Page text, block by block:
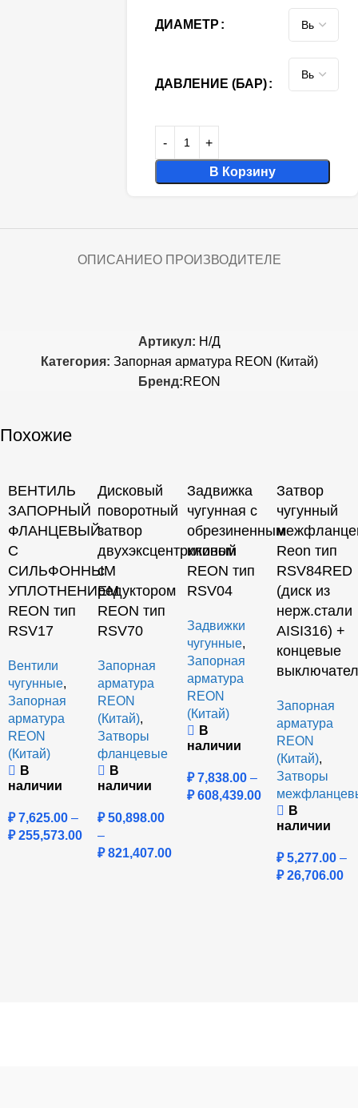
ДИАМЕТР
ДАВЛЕНИЕ (БАР)
В Корзину
ОПИСАНИЕО ПРОИЗВОДИТЕЛЕ
Артикул: Н/Д
Категория: Запорная арматура REON (Китай)
Бренд:REON
Похожие
ВЕНТИЛЬ
ЗАПОРНЫЙ
ФЛАНЦЕВЫЙ
С
СИЛЬФОННЫМ
УПЛОТНЕНИЕМ
REON тип
RSV17
Вентили
чугунные,
Запорная
арматура
REON
(Китай)
В
наличии
₽7,625.00 –
₽255,573.00
Дисковый
поворотный
затвор
двухэксцентриковый
с
редуктором
REON тип
RSV70
Запорная
арматура
REON
(Китай),
Затворы
фланцевые
В
наличии
₽50,898.00
–
₽821,407.00
Задвижка
чугунная с
обрезиненным
клином
REON тип
RSV04
Задвижки
чугунные,
Запорная
арматура
REON
(Китай)
В
наличии
₽7,838.00 –
₽608,439.00
Затвор
чугунный
Reon тип
RSV84RED
(диск из
нерж.стали
AISI316) +
концевые
Запорная
арматура
REON
(Китай),
Затворы
В
наличии
₽5,277.00 –
₽26,706.00